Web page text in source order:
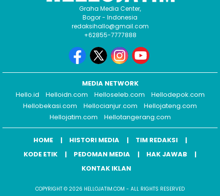
Graha Media Center,
Bogor - Indonesia
redaksihallo@gmail.com
+62855-7777888
MEDIA NETWORK
Hello.id
Helloidn.com Helloseleb.com
Hellodepok.com
Hellobekasi.com
Hellocianjur.com
Hellojateng.com
Hellojatim.com
Hellotangerang.com
HOME HISTORI MEDIA
TIM REDAKSI
KODE ETIK
PEDOMAN MEDIA
HAK JAWAB
KONTAK IKLAN
COPYRIGHT © 2026 HELLOJATIM.COM - ALL RIGHTS RESERVED